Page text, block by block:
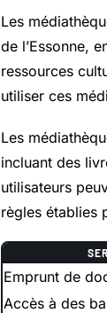
Les
de l’Essonne,
ressources
utiliser ces
Les
incluant des
utilisateurs
règles établies
Emprunt de
Accès à des